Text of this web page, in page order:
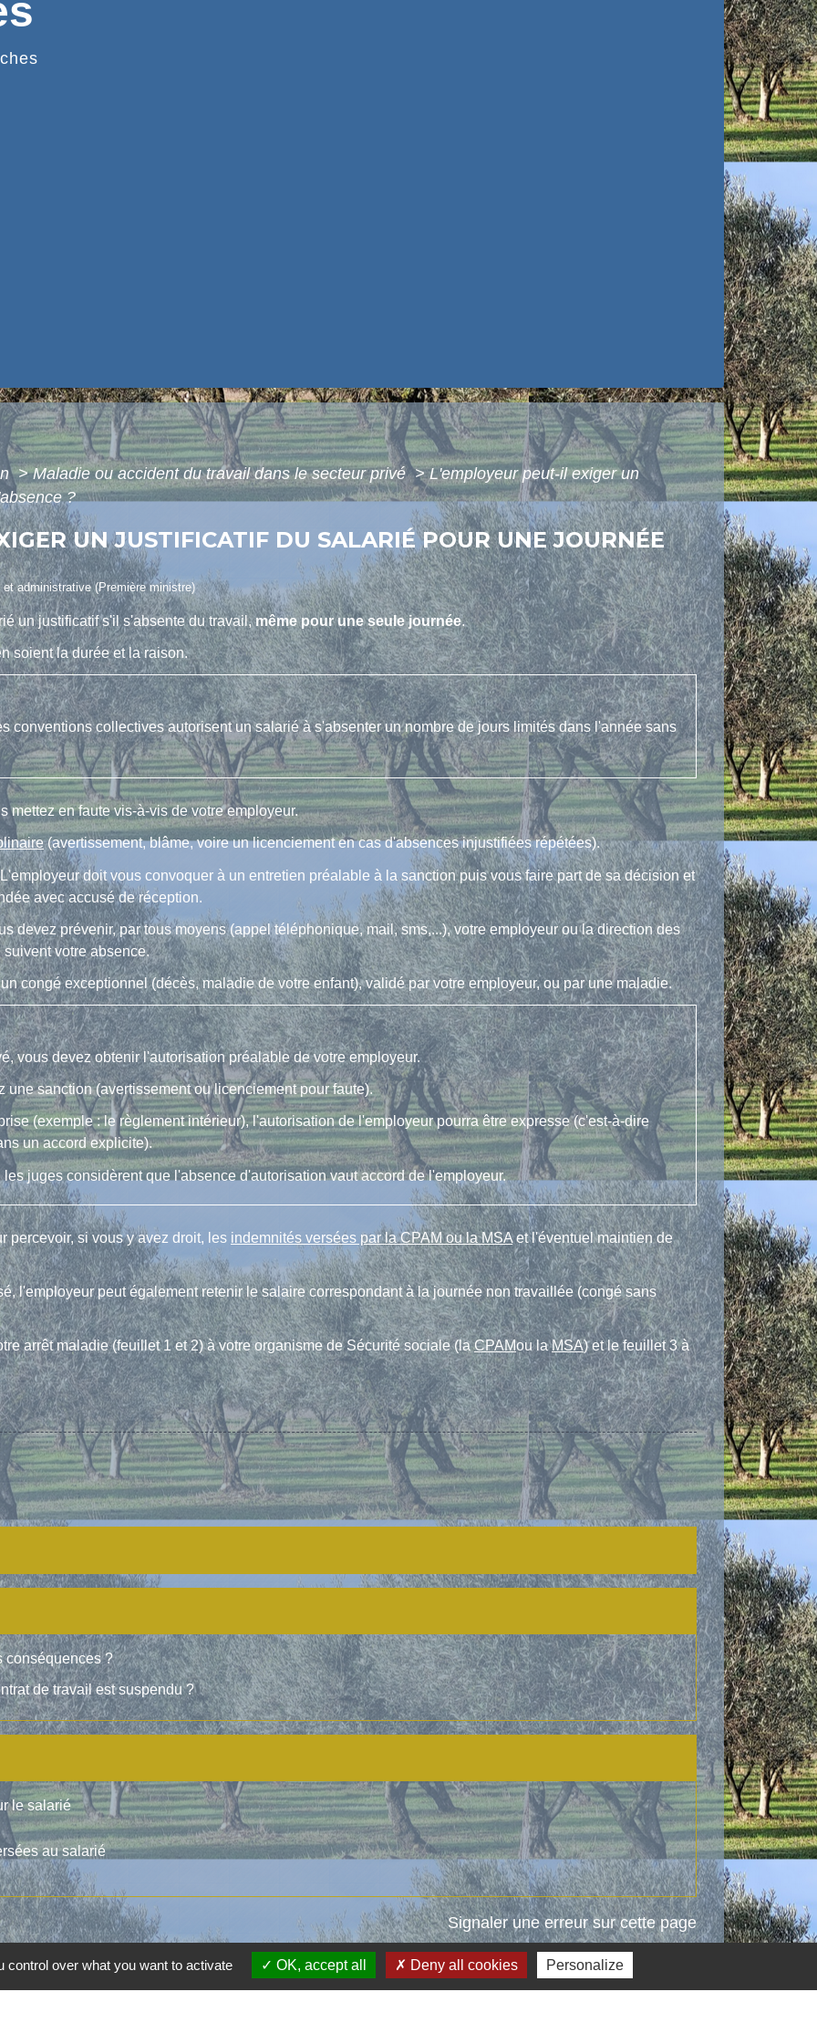
> Maladie ou accident du travail dans le secteur privé> L'employeur peut-il exiger un
?
UN JUSTIFICATIF DU SALARIÉ POUR UNE JOURNÉE
administrative (Première ministre)
un justificatif s'il s'absente du travail,même pour une seule journée.
soient la durée et la raison.
conventions collectives autorisent un salarié à s'absenter un nombre de jours limités dans l'année sans
mettez en faute vis-à-vis de votre employeur.
(avertissement, blâme, voire un licenciement en cas d'absences injustifiées répétées).
doit vous convoquer à un entretien préalable à la sanction puis vous faire part de sa décision et
avec accusé de réception.
devez prévenir, par tous moyens (appel téléphonique, mail, sms,...), votre employeur ou la direction des
votre absence.
congé exceptionnel (décès, maladie de votre enfant), validé par votre employeur, ou par une maladie.
vous devez obtenir l'autorisation préalable de votre employeur.
sanction (avertissement ou licenciement pour faute).
(exemple : le règlement intérieur), l'autorisation de l'employeur pourra être expresse (c'est-à-dire
un accord explicite).
juges considèrent que l'absence d'autorisation vaut accord de l'employeur.
percevoir, si vous y avez droit, les indemnités versées par la CPAM ou la MSAet l'éventuel maintien de
l'employeur peut également retenir le salaire correspondant à la journée non travaillée (congé sans
arrêt maladie (feuillet 1 et 2) à votre organisme de Sécurité sociale (laCPAMou laMSA) et le feuillet 3 à
conséquences ?
de travail est suspendu ?
le salarié
au salarié
Signaler une erreur sur cette page
over what you want to activate OK, accept all Deny all cookies Personalize